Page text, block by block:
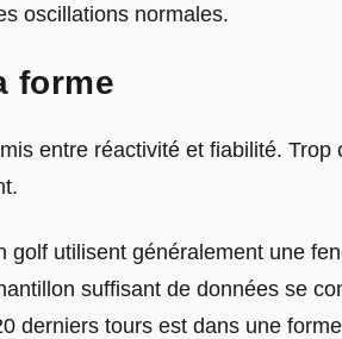
oscillations normales.
forme
entre réactivité et fiabilité.
golf utilisent généralement une
suffisant de données se
derniers tours est dans une